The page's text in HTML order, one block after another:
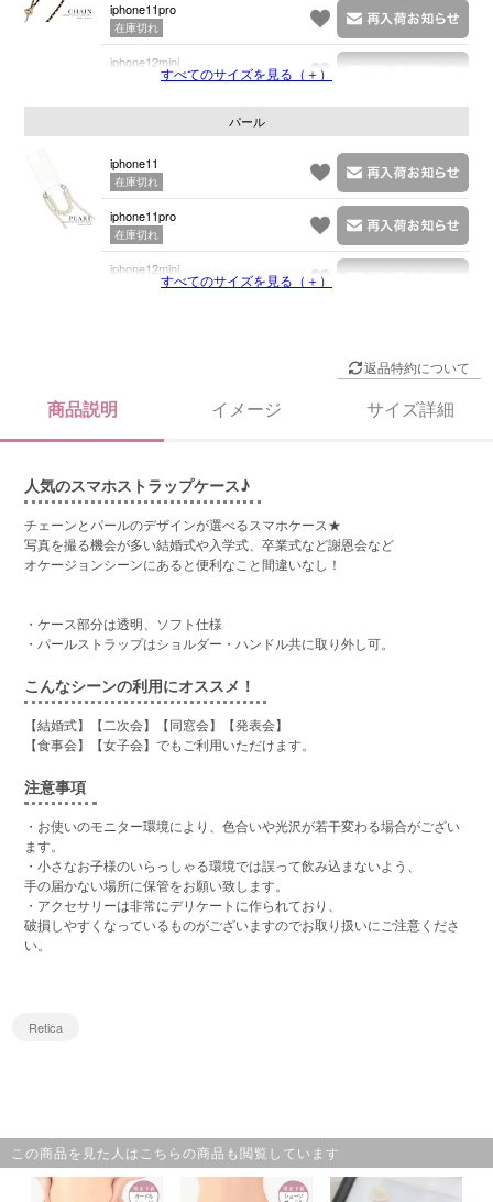
iphone11pro
在庫切れ
iphone12mini
すべてのサイズを見る（＋）
パール
iphone11
在庫切れ
iphone11pro
在庫切れ
iphone12mini
すべてのサイズを見る（＋）
返品特約について
商品説明 イメージ サイズ詳細
人気のスマホストラップケース♪
チェーンとパールのデザインが選べるスマホケース★
写真を撮る機会が多い結婚式や入学式、卒業式など謝恩会など
オケージョンシーンにあると便利なこと間違いなし！
・ケース部分は透明、ソフト仕様
・パールストラップはショルダー・ハンドル共に取り外し可。
こんなシーンの利用にオススメ！
【結婚式】【二次会】【同窓会】【発表会】
【食事会】【女子会】でもご利用いただけます。
注意事項
・お使いのモニター環境により、色合いや光沢が若干変わる場合がござい
ます。
・小さなお子様のいらっしゃる環境では誤って飲み込まないよう、
手の届かない場所に保管をお願い致します。
・アクセサリーは非常にデリケートに作られており、
破損しやすくなっているものがございますのでお取り扱いにご注意くださ
い。
Retica
この商品を見た人はこちらの商品も閲覧しています